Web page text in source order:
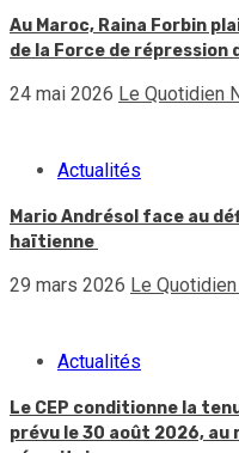
Au Maroc, Raina Forbin
de la Force de répression
24 mai 2026 Le Quotidien
Actualités
Mario Andrésol face au
haïtienne
29 mars 2026 Le
Actualités
Le CEP conditionne la
prévu le 30 août 2026,